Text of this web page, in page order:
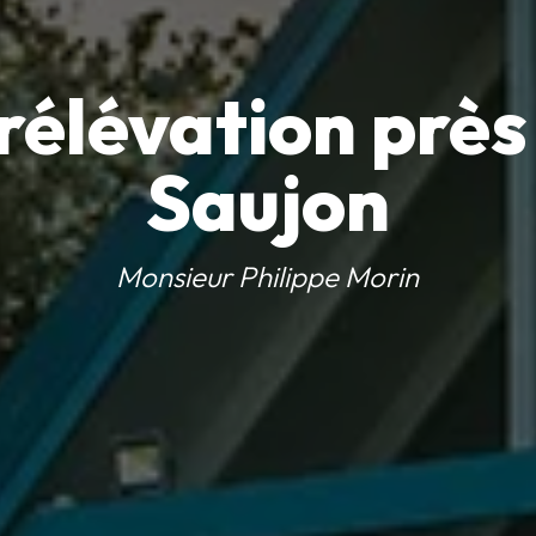
Saujon
Monsieur Philippe Morin